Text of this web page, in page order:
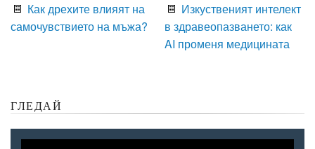
Как дрехите влияят на
самочувствието на мъжа?
Изкуственият интелект
в здравеопазването: как
AI променя медицината
ГЛЕДАЙ